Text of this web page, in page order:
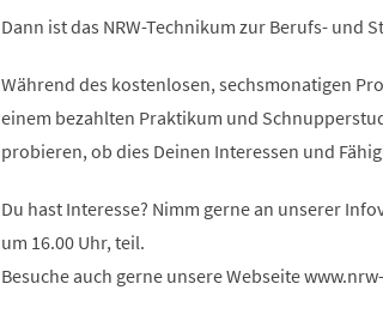
Dann ist das NRW-Technikum zur Berufs- und
Während des kostenlosen, sechsmonatigen
einem bezahlten Praktikum und
probieren, ob dies Deinen Interessen und
Du hast Interesse? Nimm gerne an unserer
um 16.00 Uhr, teil.
Besuche auch gerne unsere Webseite